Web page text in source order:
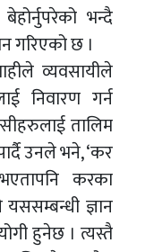
भन्दै
गरिएको छ ।
व्यवसायीले
निवारण गर्न
तालिम
उनले भने, ‘कर
करका
ज्ञान
हुनेछ । त्यस्तै